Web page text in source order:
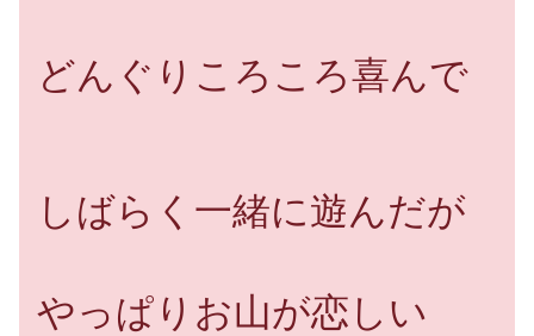
どんぐりころころ喜んで
しばらく一緒に遊んだが
やっぱりお山が恋しい